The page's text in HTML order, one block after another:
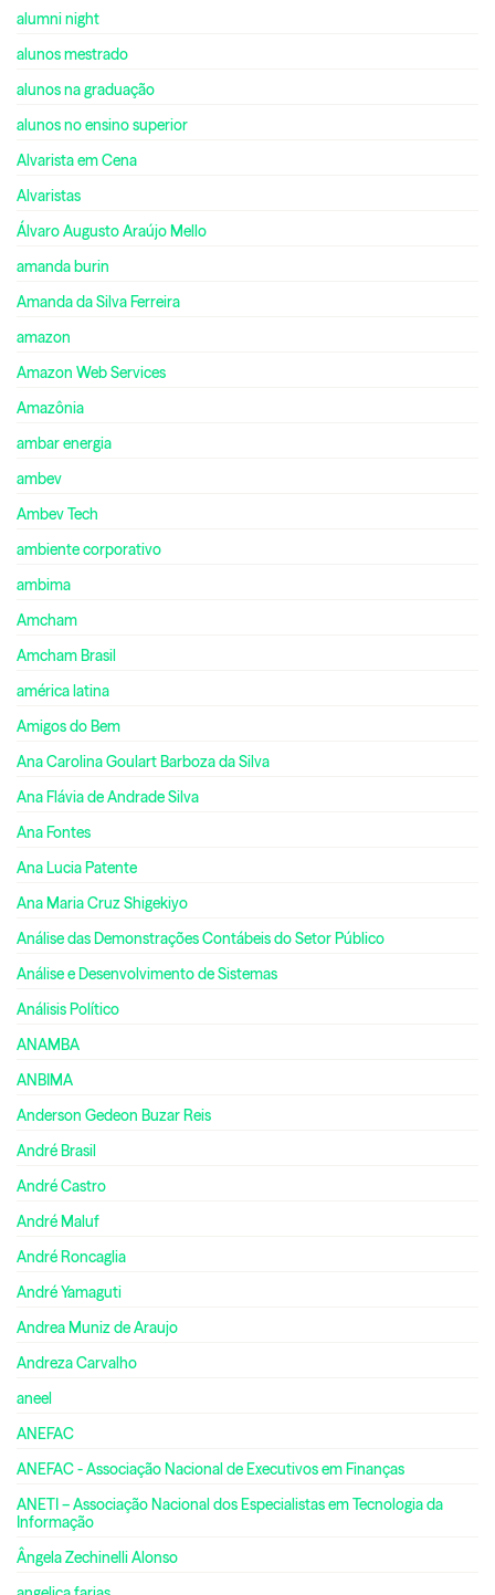
alumni night
alunos mestrado
alunos na graduação
alunos no ensino superior
Alvarista em Cena
Alvaristas
Álvaro Augusto Araújo Mello
amanda burin
Amanda da Silva Ferreira
amazon
Amazon Web Services
Amazônia
ambar energia
ambev
Ambev Tech
ambiente corporativo
ambima
Amcham
Amcham Brasil
américa latina
Amigos do Bem
Ana Carolina Goulart Barboza da Silva
Ana Flávia de Andrade Silva
Ana Fontes
Ana Lucia Patente
Ana Maria Cruz Shigekiyo
Análise das Demonstrações Contábeis do Setor Público
Análise e Desenvolvimento de Sistemas
Análisis Político
ANAMBA
ANBIMA
Anderson Gedeon Buzar Reis
André Brasil
André Castro
André Maluf
André Roncaglia
André Yamaguti
Andrea Muniz de Araujo
Andreza Carvalho
aneel
ANEFAC
ANEFAC - Associação Nacional de Executivos em Finanças
ANETI – Associação Nacional dos Especialistas em Tecnologia da
Informação
Ângela Zechinelli Alonso